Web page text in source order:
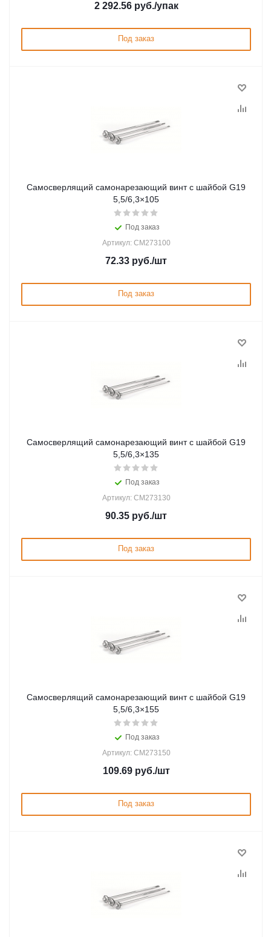
2 292.56руб./упак
Под заказ
Самосверлящий самонарезающий винт с шайбой G19
5,5/6,3×105
Под заказ
Артикул: CM273100
72.33 руб./шт
Под заказ
Самосверлящий самонарезающий винт с шайбой G19
5,5/6,3×135
Под заказ
Артикул: CM273130
90.35 руб./шт
Под заказ
Самосверлящий самонарезающий винт с шайбой G19
5,5/6,3×155
Под заказ
Артикул: CM273150
109.69руб./шт
Под заказ